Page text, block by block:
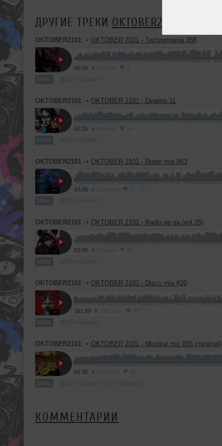
ДРУГИЕ ТРЕКИ OKTOBER2101
OKTOBER2101 ➝ OKTOBER 2101 - Technomania 058
65:05
Микс
OKTOBER2101 ➝ OKTOBER 2101 - Dinamo 11
62:25
Микс
OKTOBER2101 ➝ OKTOBER 2101 - Room mix #63
63:05
Микс
OKTOBER2101 ➝ OKTOBER 2101 - Radio ga ga (vol 25)
62:45
Микс
OKTOBER2101 ➝ OKTOBER 2101 - Disco mix #20
161:59
Микс
OKTOBER2101 ➝ OKTOBER 2101 - Mistikal mix #55 (minimal)
61:35
Микс
КОММЕНТАРИИ